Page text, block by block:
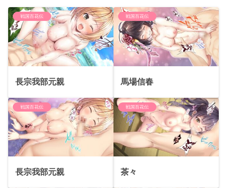
戦国百花伝
長宗我部元親
戦国百花伝
馬場信春
戦国百花伝
長宗我部元親
戦国百花伝
茶々